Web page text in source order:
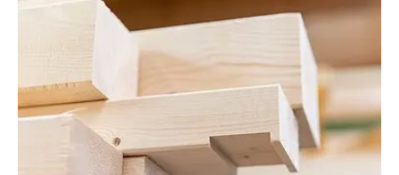
Größere Version anzeigen